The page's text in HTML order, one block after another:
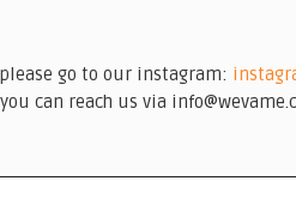
please go to our instagram:
you can reach us via